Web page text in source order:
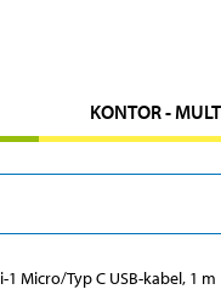
KONTOR -
1 Micro/Typ C USB-kabel, 1 m